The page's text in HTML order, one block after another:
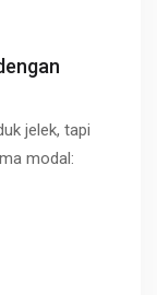
jelek, tapi
modal: